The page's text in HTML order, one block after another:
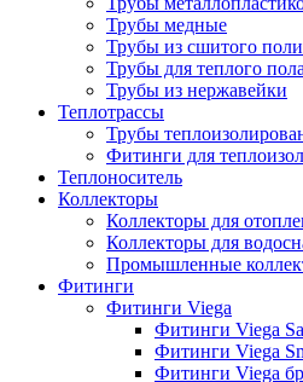
Трубы медные
Трубы из сшитого
Трубы для теплого пола
Трубы из нержавейки
Теплотрассы
Трубы
Фитинги для
Теплоноситель
Коллекторы
Коллекторы для
Коллекторы для
Промышленные
Фитинги
Фитинги Viega
Фитинги Viega
Фитинги Viega
Фитинги Viega